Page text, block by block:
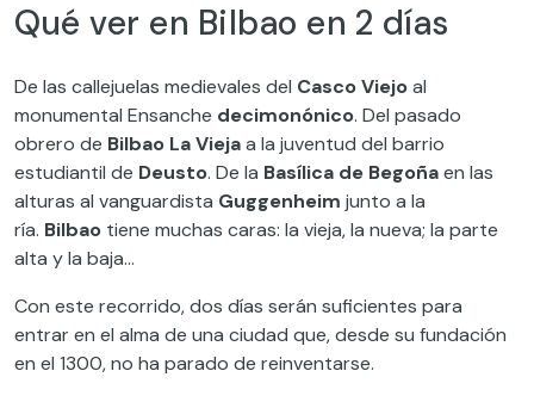
Qué ver en Bilbao en 2 días
De las callejuelas medievales del Casco Viejoal
monumental Ensanche decimonónico. Del pasado
obrero de Bilbao La Viejaa la juventud del barrio
estudiantil de Deusto. De la Basílica de Begoñaen las
alturas al vanguardista Guggenheim junto a la
ría. Bilbao tiene muchas caras: la vieja, la nueva; la parte
alta y la baja…
Con este recorrido, dos días serán suficientes para
entrar en el alma de una ciudad que, desde su fundación
en el 1300, no ha parado de reinventarse.